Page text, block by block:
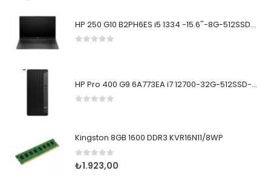
HP 250 G10 B2PH6ES i5 1334 -15.6''-8G-512SSD-Dos
HP Pro 400 G9 6A773EA i7 12700-32G-512SSD-W11Pro
Kingston 8GB 1600 DDR3 KVR16N11/8WP
0 5 üzerinden
₺1.923,00